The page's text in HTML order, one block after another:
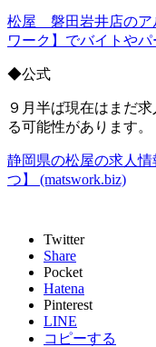
松屋 磐田岩井店のア
ワーク】でバイトや
◆公式
９月半ば現在はまだ
る可能性があります。
静岡県の松屋の求人
つ】
(matswork.biz)
Twitter
Share
Pocket
Hatena
Pinterest
LINE
コピーする